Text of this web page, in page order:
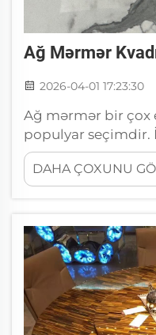
Ağ Mərmər
2026-04-01 17:23:30
Ağ mərmər bir çox
populyar seçimdir.
zarafatlı
Ağ mərmərin
Adətən kvadrat fut
ola bilər. ...
DAHA ÇOXUNU